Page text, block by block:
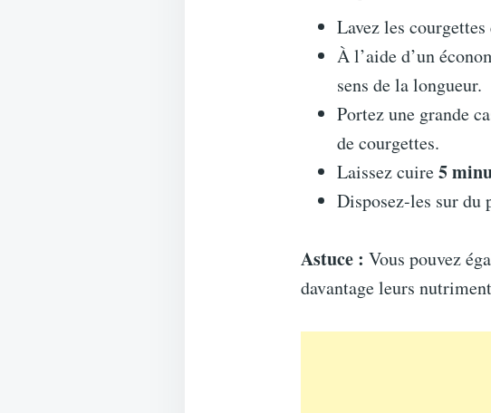
Lavez les
À l’aide d’un
sens de la longueur.
Portez une grande
de courgettes.
Laissez cuire5
Disposez-les sur du
Astuce : Vous pouvez
davantage leurs